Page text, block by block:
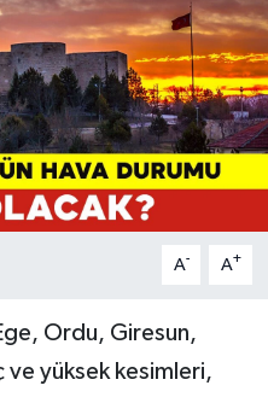
A- A+
Ege, Ordu, Giresun,
ve yüksek kesimleri,